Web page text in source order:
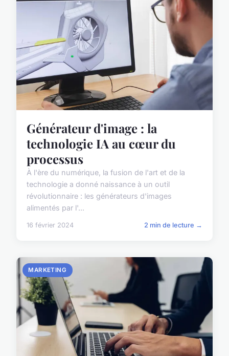
Générateur d'image : la
technologie IA au cœur du
processus
À l'ère du numérique, la fusion de l'art et de la
technologie a donné naissance à un outil
révolutionnaire : les générateurs d'images
alimentés par l'...
16 février 2024 2 min de lecture →
MARKETING